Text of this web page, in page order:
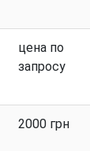
цена по
запросу
2000 грн